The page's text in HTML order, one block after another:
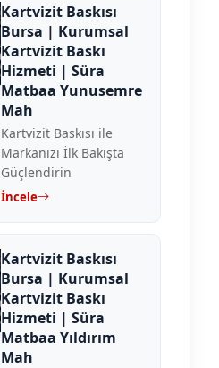
Kartvizit Baskısı
Bursa | Kurumsal
Kartvizit Baskı
Hizmeti | Süra
Matbaa Yunusemre
Mah
Kartvizit Baskısı ile
Markanızı İlk Bakışta
Güçlendirin
İncele
Kartvizit Baskısı
Bursa | Kurumsal
Kartvizit Baskı
Hizmeti | Süra
Matbaa Yıldırım
Mah